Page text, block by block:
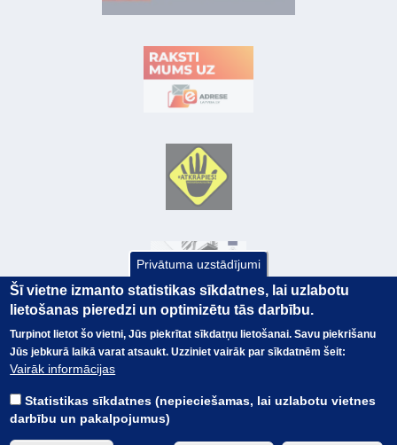
© Valsts kase 2017
Visas tiesības
EK GRĀMATVEDĪBAS KURSS
TERMINI
Privātuma uzstādījumi
Šī vietne izmanto statistikas sīkdatnes, lai uzlabotu
lietošanas pieredzi un optimizētu tās darbību.
Turpinot lietot šo vietni, Jūs piekrītat sīkdatņu lietošanai. Savu piekrišanu
Jūs jebkurā laikā varat atsaukt. Uzziniet vairāk par sīkdatnēm šeit:
Vairāk informācijas
Statistikas sīkdatnes (nepieciešamas, lai uzlabotu vietnes
darbību un pakalpojumus)